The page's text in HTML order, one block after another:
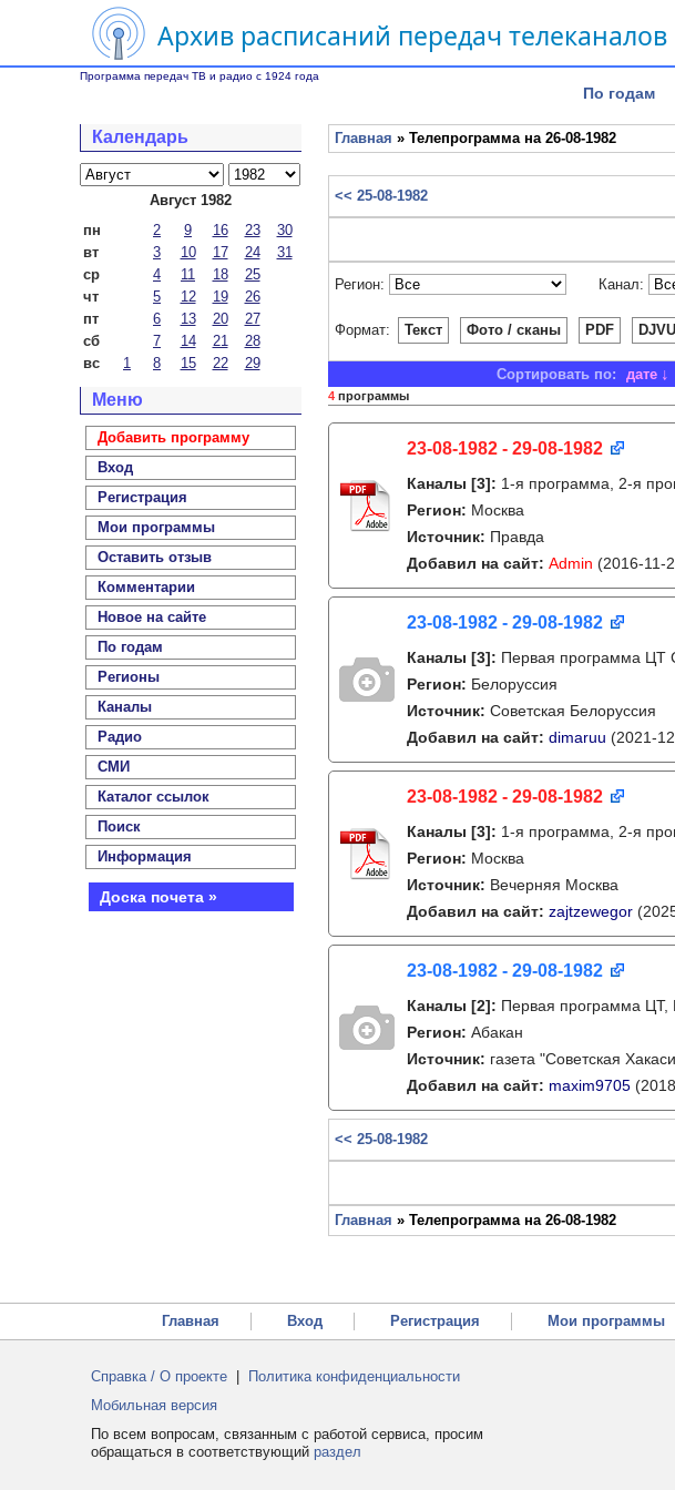
Архив расписаний передач
Программа передач ТВ и радио с 1924 года
По годам
Календарь
Август 1982
пн
2 9 16 23
30
вт
3 10 17 24
31
ср
4 11 18
25
чт
5 12 19
26
пт
6 13 20
27
сб
7 14 21
28
вс
1 8 15 22 29
Меню
Добавить программу
Вход
Регистрация
Мои программы
Оставить отзыв
Комментарии
Новое на сайте
По годам
Регионы
Каналы
Радио
СМИ
Каталог ссылок
Поиск
Информация
Доска почета »
Главная » Телепрограмма на 26-08-1982
<< 25-08-1982
Регион: Канал:
Формат: Текст Фото / сканы PDF DJVU
Сортировать по: дате
4 программы
23-08-1982 - 29-08-1982
Каналы [3]: 1-я программа, 2-я
Регион: Москва
Источник: Правда
Добавил на сайт: Admin (2016-11-
23-08-1982 - 29-08-1982
Каналы [3]: Первая программа
Регион: Белоруссия
Источник: Советская Белоруссия
Добавил на сайт: dimaruu (2021-
23-08-1982 - 29-08-1982
Каналы [3]: 1-я программа, 2-я
Регион: Москва
Источник: Вечерняя Москва
Добавил на сайт: zajtzewegor
23-08-1982 - 29-08-1982
Каналы [2]: Первая программа
Регион: Абакан
Источник: газета "Советская
Добавил на сайт: maxim9705
<< 25-08-1982
Главная » Телепрограмма на 26-08-1982
Главная Вход Регистрация Мои программы
Справка / О проекте
Политика конфиденциальности
Мобильная версия
По всем вопросам, связанным с работой сервиса, просим
обращаться в соответствующий раздел